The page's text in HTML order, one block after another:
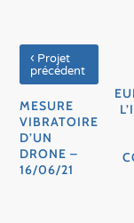
‹ Projet
précédent
MESURE
VIBRATOIRE
D’UN
DRONE –
16/06/21